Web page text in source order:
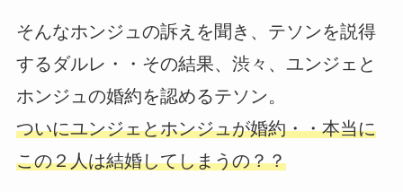
そんなホンジュの訴えを聞き、テソンを説得
するダルレ・・その結果、渋々、ユンジェと
ホンジュの婚約を認めるテソン。
ついにユンジェとホンジュが婚約・・本当に
この２人は結婚してしまうの？？